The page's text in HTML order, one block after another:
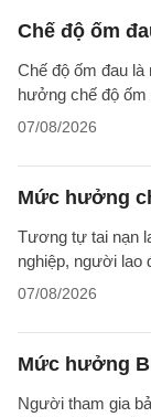
Chế độ ốm
Chế độ ốm đau
hưởng chế độ
07/08/2026
Mức hưởng
Tương tự tai nạn
nghiệp, người lao
07/08/2026
Mức hưởng
Người tham gia